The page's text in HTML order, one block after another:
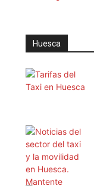
Huesca